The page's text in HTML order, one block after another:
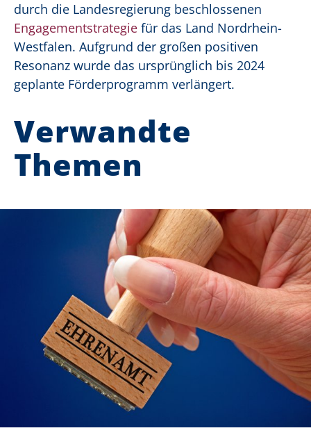
durch die Landesregierung beschlossenen
Engagementstrategie für das Land Nordrhein-
Westfalen. Aufgrund der großen positiven
Resonanz wurde das ursprünglich bis 2024
geplante Förderprogramm verlängert.
Verwandte
Themen